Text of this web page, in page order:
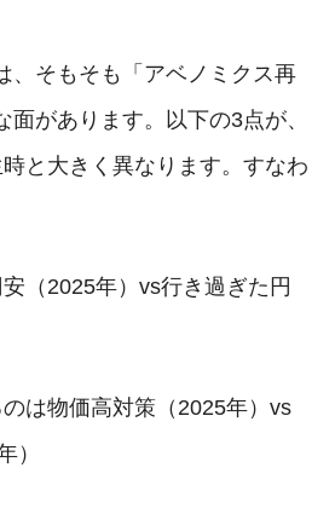
、そもそも「アベノミクス再
面があります。以下の3点が、
と大きく異なります。すなわ
安（2025年）vs行き過ぎた円
のは物価高対策（2025年）vs
）